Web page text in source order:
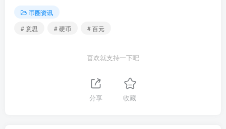
币圈资讯
# 意思
# 硬币 # 百元
喜欢就支持一下吧
分享 收藏